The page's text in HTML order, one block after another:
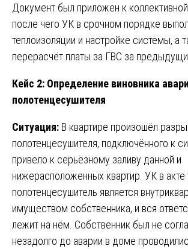
Документ был приложен к
после чего УК в срочном порядке
теплоизоляции и настройке системы, а
перерасчёт платы за ГВС за
Кейс 2: Определение виновника
полотенцесушителя
Ситуация: В квартире произошёл
полотенцесушителя, подключённого к
привело к серьёзному заливу данной и
нижерасположенных квартир. УК в акте
полотенцесушитель является
имуществом собственника, и вся
лежит на нём. Собственник был не
незадолго до аварии в доме